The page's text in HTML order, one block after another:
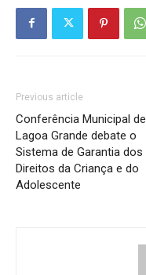
Previous article
Conferência Municipal de
Lagoa Grande debate o
Sistema de Garantia dos
Direitos da Criança e do
Adolescente